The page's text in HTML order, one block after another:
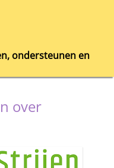
ondersteunen en
over